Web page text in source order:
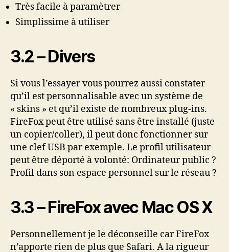
Très facile à paramètrer
Simplissime à utiliser
3.2 – Divers
Si vous l’essayer vous pourrez aussi constater
qu’il est personnalisable avec un système de
« skins » et qu’il existe de nombreux plug-ins.
FireFox peut être utilisé sans être installé (juste
un copier/coller), il peut donc fonctionner sur
une clef USB par exemple. Le profil utilisateur
peut être déporté à volonté: Ordinateur public ?
Profil dans son espace personnel sur le réseau ?
3.3 – FireFox avec Mac OS X
Personnellement je le déconseille car FireFox
n’apporte rien de plus que Safari. A la rigueur